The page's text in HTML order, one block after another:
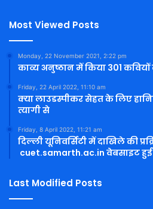
Most Viewed Posts
Monday, 22 November 2021, 2:22 pm
काव्य अनुष्ठान में किया 301 कवियों
Friday, 22 April 2022, 11:10 am
क्या लाउडस्पीकर सेहत के लिए
त्यागी से
Friday, 8 April 2022, 11:21 am
दिल्ली यूनिवर्सिटी में दाखिले की
cuet.samarth.ac.in वेबसाइट
Last Modified Posts